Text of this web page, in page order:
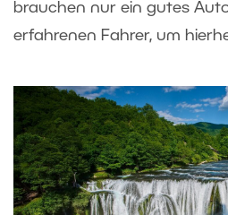
brauchen nur ein gutes
erfahrenen Fahrer, um